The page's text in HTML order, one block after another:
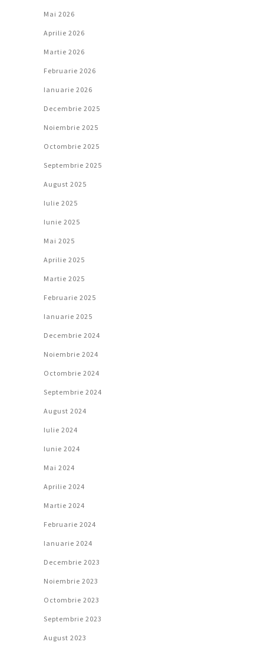
Mai 2026
Aprilie 2026
Martie 2026
Februarie 2026
Ianuarie 2026
Decembrie 2025
Noiembrie 2025
Octombrie 2025
Septembrie 2025
August 2025
Iulie 2025
Iunie 2025
Mai 2025
Aprilie 2025
Martie 2025
Februarie 2025
Ianuarie 2025
Decembrie 2024
Noiembrie 2024
Octombrie 2024
Septembrie 2024
August 2024
Iulie 2024
Iunie 2024
Mai 2024
Aprilie 2024
Martie 2024
Februarie 2024
Ianuarie 2024
Decembrie 2023
Noiembrie 2023
Octombrie 2023
Septembrie 2023
August 2023